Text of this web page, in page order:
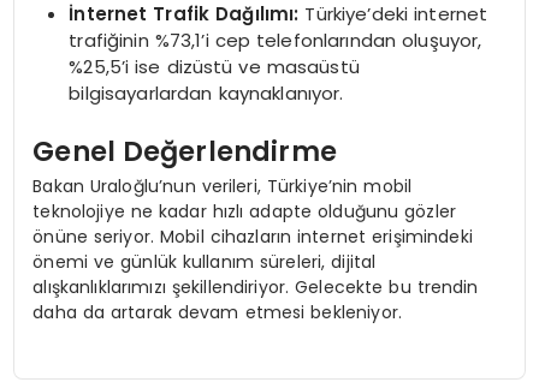
İnternet Trafik Dağılımı: Türkiye’deki internet
trafiğinin %73,1’i cep telefonlarından oluşuyor,
%25,5’i ise dizüstü ve masaüstü
bilgisayarlardan kaynaklanıyor.
Genel Değerlendirme
Bakan Uraloğlu’nun verileri, Türkiye’nin mobil
teknolojiye ne kadar hızlı adapte olduğunu gözler
önüne seriyor. Mobil cihazların internet erişimindeki
önemi ve günlük kullanım süreleri, dijital
alışkanlıklarımızı şekillendiriyor. Gelecekte bu trendin
daha da artarak devam etmesi bekleniyor.